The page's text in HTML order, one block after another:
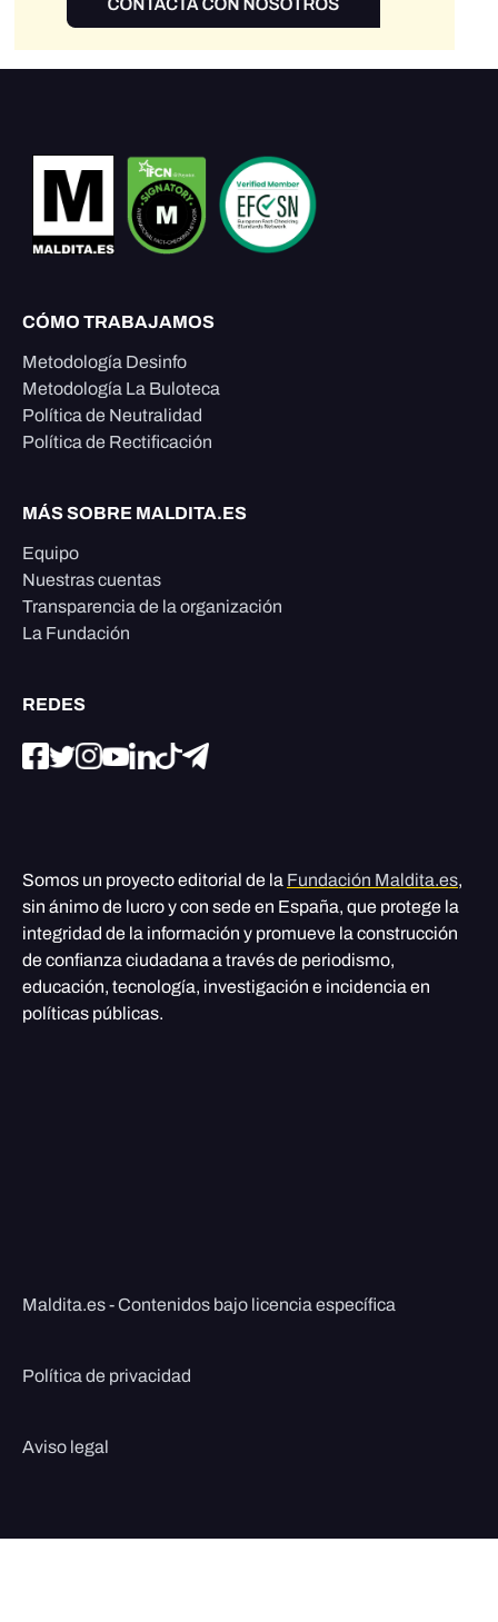
CÓMO TRABAJAMOS
Metodología Desinfo
Metodología La Buloteca
Política de Neutralidad
Política de Rectificación
MÁS SOBRE MALDITA.ES
Equipo
Nuestras cuentas
Transparencia de la organización
La Fundación
REDES
Somos un proyecto editorial de la Fundación Maldita.es,
sin ánimo de lucro y con sede en España, que protege la
integridad de la información y promueve la construcción
de confianza ciudadana a través de periodismo,
educación, tecnología, investigación e incidencia en
políticas públicas.
Maldita.es - Contenidos bajo licencia específica
Política de privacidad
Aviso legal